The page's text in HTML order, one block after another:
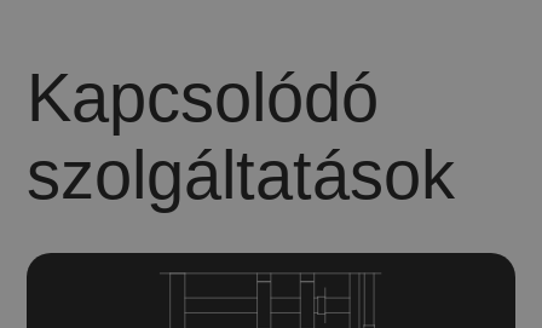
Kapcsolódó
szolgáltatások